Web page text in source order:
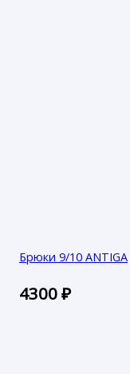
Брюки 9/10 ANTIGA
4300₽